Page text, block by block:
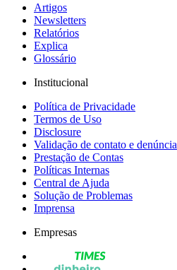
Artigos
Newsletters
Relatórios
Explica
Glossário
Institucional
Política de Privacidade
Termos de Uso
Disclosure
Validação de contato e denúncia
Prestação de Contas
Políticas Internas
Central de Ajuda
Solução de Problemas
Imprensa
Empresas